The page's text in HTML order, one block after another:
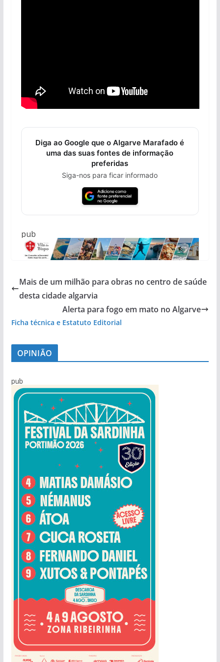
Diga ao Google que o Algarve Marafado é
uma das suas fontes de informação
preferidas
Siga-nos para ficar informado
pub
Mais de um milhão para obras no centro de saúde
desta cidade algarvia
Alerta para fogo em mato no Algarve
Ficha técnica e Estatuto Editorial
OPINIÃO
pub